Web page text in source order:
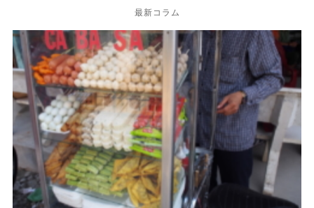
最新コラム